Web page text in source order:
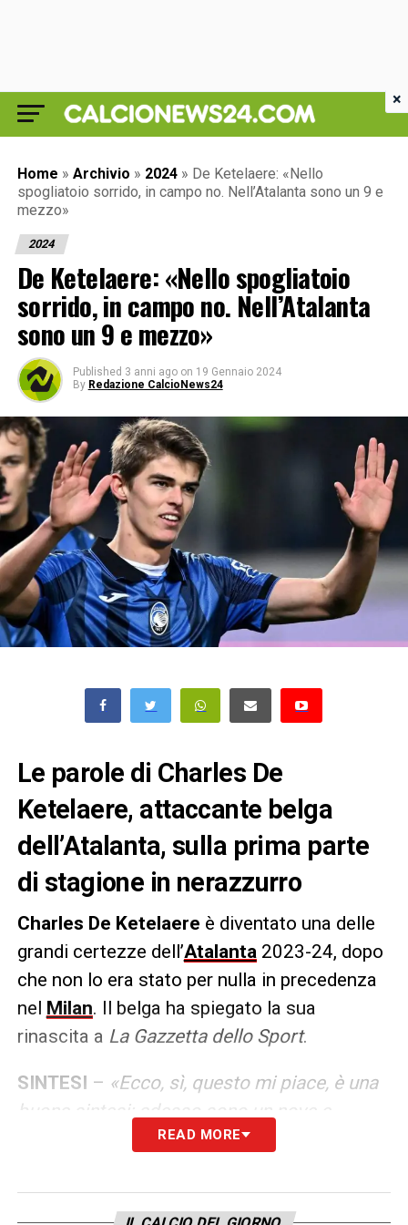
Home » Archivio » 2024 » De Ketelaere: «Nello
spogliatoio sorrido, in campo no. Nell’Atalanta sono un 9 e
mezzo»
2024
De Ketelaere: «Nello spogliatoio
sorrido, in campo no. Nell’Atalanta
sono un 9 e mezzo»
Published 3 anni ago on 19 Gennaio 2024
By Redazione CalcioNews24
Le parole di Charles De
Ketelaere, attaccante belga
dell’Atalanta, sulla prima parte
di stagione in nerazzurro
Charles De Ketelaere è diventato una delle
grandi certezze dell’Atalanta2023-24, dopo
che non lo era stato per nulla in precedenza
nel Milan. Il belga ha spiegato la sua
rinascita a La Gazzetta dello Sport.
SINTESI – «Ecco, sì, questo mi piace, è una
buona sintesi: adesso sono un nove e
orgoglioso, ma anzitutto della squadra, in
READ MORE
×